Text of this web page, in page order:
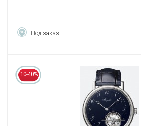
Под заказ
10-40%